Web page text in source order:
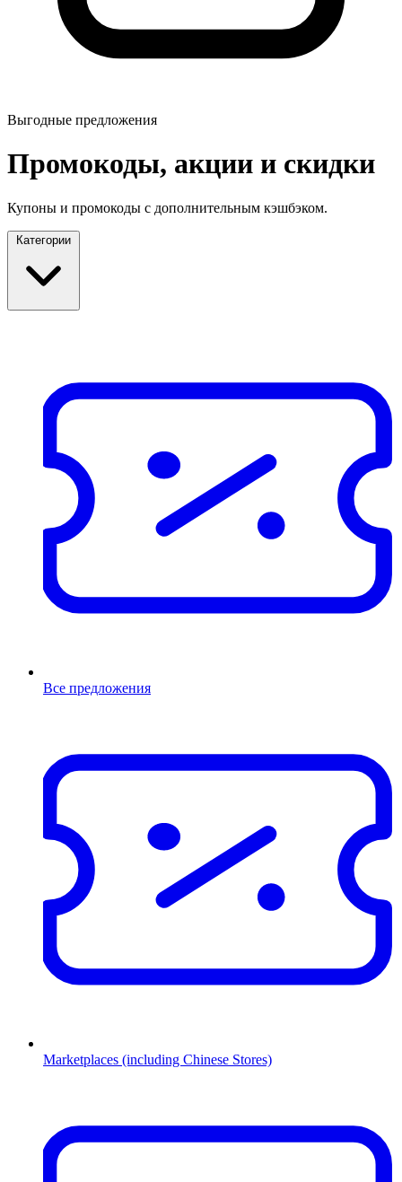
Выгодные предложения
Промокоды, акции и скидки
Купоны и промокоды с дополнительным кэшбэком.
Категории
Все предложения
Marketplaces (including Chinese Stores)